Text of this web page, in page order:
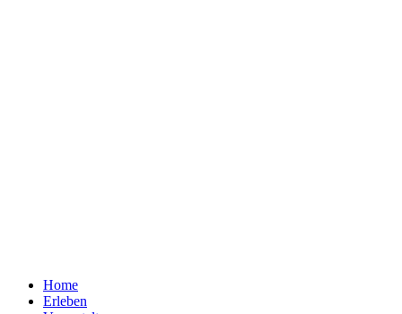
Home
Erleben